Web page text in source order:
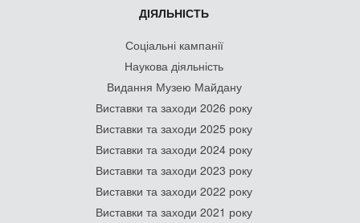
ДІЯЛЬНІСТЬ
Соціальні кампанії
Наукова діяльність
Видання Музею Майдану
Виставки та заходи 2026 року
Виставки та заходи 2025 року
Виставки та заходи 2024 року
Виставки та заходи 2023 року
Виставки та заходи 2022 року
Виставки та заходи 2021 року